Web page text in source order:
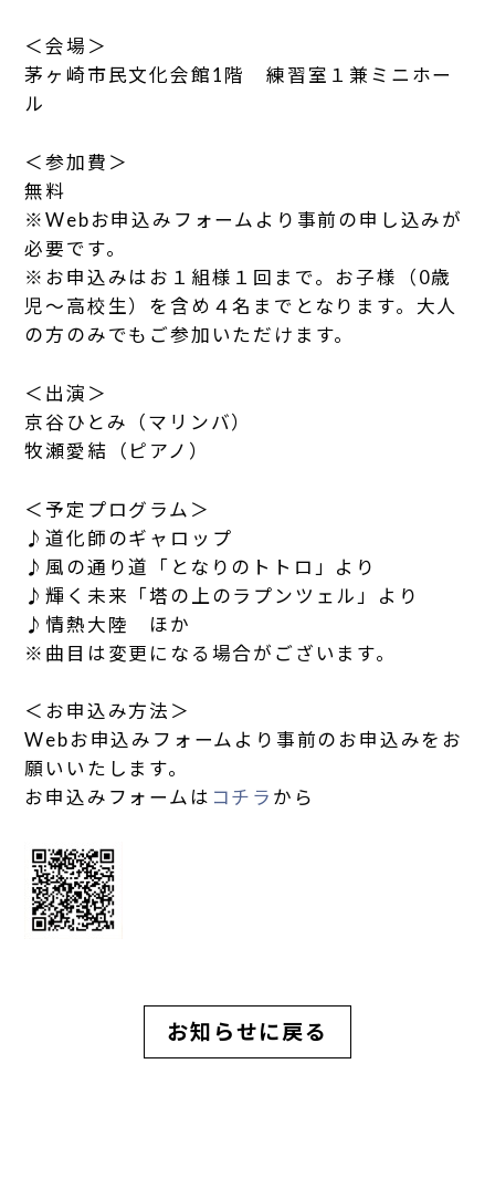
＜会場＞
茅ヶ崎市民文化会館1階 練習室１兼ミニホー
ル
＜参加費＞
無料
※Webお申込みフォームより事前の申し込みが
必要です。
※お申込みはお１組様１回まで。お子様（0歳
児～高校生）を含め４名までとなります。大人
の方のみでもご参加いただけます。
＜出演＞
京谷ひとみ（マリンバ）
牧瀬愛結（ピアノ）
＜予定プログラム＞
♪道化師のギャロップ
♪風の通り道「となりのトトロ」より
♪輝く未来「塔の上のラプンツェル」より
♪情熱大陸 ほか
※曲目は変更になる場合がございます。
＜お申込み方法＞
Webお申込みフォームより事前のお申込みをお
願いいたします。
お申込みフォームは コチラ から
お知らせに戻る